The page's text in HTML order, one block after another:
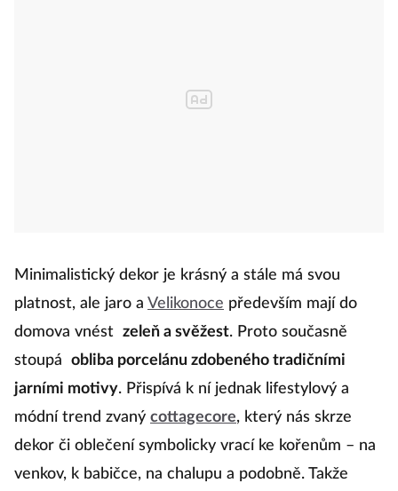
Minimalistický dekor je krásný a stále má svou
platnost, ale jaro a Velikonoce především mají do
domova vnést zeleň a svěžest. Proto současně
stoupá
obliba porcelánu zdobeného tradičními
jarními motivy. Přispívá k ní jednak lifestylový a
módní trend zvaný cottagecore, který nás skrze
dekor či oblečení symbolicky vrací ke kořenům – na
venkov, k babičce, na chalupu a podobně. Takže